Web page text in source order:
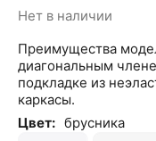
Нет в наличии
Преимущества
диагональным
подкладке из
каркасы.
Цвет: брусника